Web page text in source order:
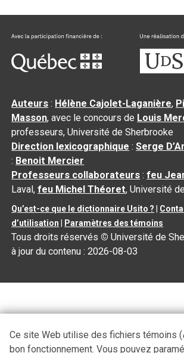
Auteurs : Hélène Cajolet-Laganière,
Masson, avec le concours de Louis
professeurs, Université de Sherbrooke
Direction lexicographique :Serge
: Benoit Mercier
Professeurs collaborateurs :feu
Laval,feu Michel Théoret, Université
Qu’est-ce que le dictionnaire Usito ?
d’utilisation
Paramètres des témoins
Tous droits réservés © Université de
à jour du contenu :2026-08-03
Ce site Web utilise des fichiers témoins (
bon fonctionnement. Vous pouvez